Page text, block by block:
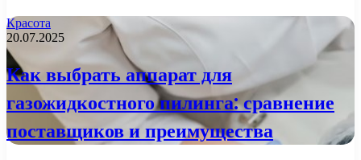
Красота
20.07.2025
Как выбрать аппарат для
газожидкостного пилинга: сравнение
поставщиков и преимущества